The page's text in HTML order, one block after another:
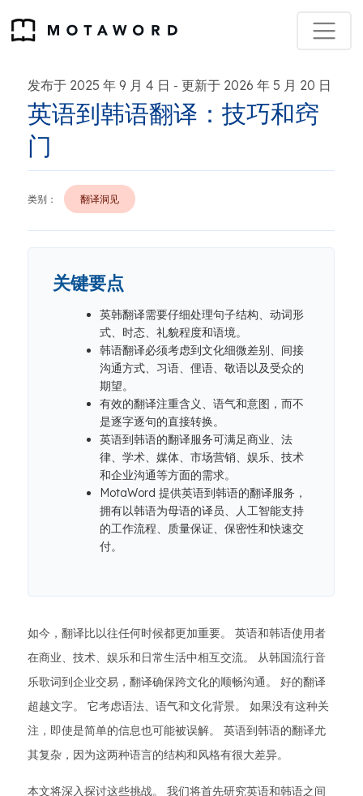
发布于 2025 年 9 月 4 日 - 更新于 2026 年 5 月 20 日
英语到韩语翻译：技巧和窍
门
类别： 翻译洞见
关键要点
英韩翻译需要仔细处理句子结构、动词形
式、时态、礼貌程度和语境。
韩语翻译必须考虑到文化细微差别、间接
沟通方式、习语、俚语、敬语以及受众的
期望。
有效的翻译注重含义、语气和意图，而不
是逐字逐句的直接转换。
英语到韩语的翻译服务可满足商业、法
律、学术、媒体、市场营销、娱乐、技术
和企业沟通等方面的需求。
MotaWord 提供英语到韩语的翻译服务，
拥有以韩语为母语的译员、人工智能支持
的工作流程、质量保证、保密性和快速交
付。
如今，翻译比以往任何时候都更加重要。 英语和韩语使用者
在商业、技术、娱乐和日常生活中相互交流。 从韩国流行音
乐歌词到企业交易，翻译确保跨文化的顺畅沟通。 好的翻译
超越文字。 它考虑语法、语气和文化背景。 如果没有这种关
注，即使是简单的信息也可能被误解。 英语到韩语的翻译尤
其复杂，因为这两种语言的结构和风格有很大差异。
本文将深入探讨这些挑战。 我们将首先研究英语和韩语之间